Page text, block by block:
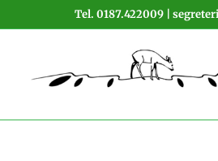
al
Tel. 0187.422009 |